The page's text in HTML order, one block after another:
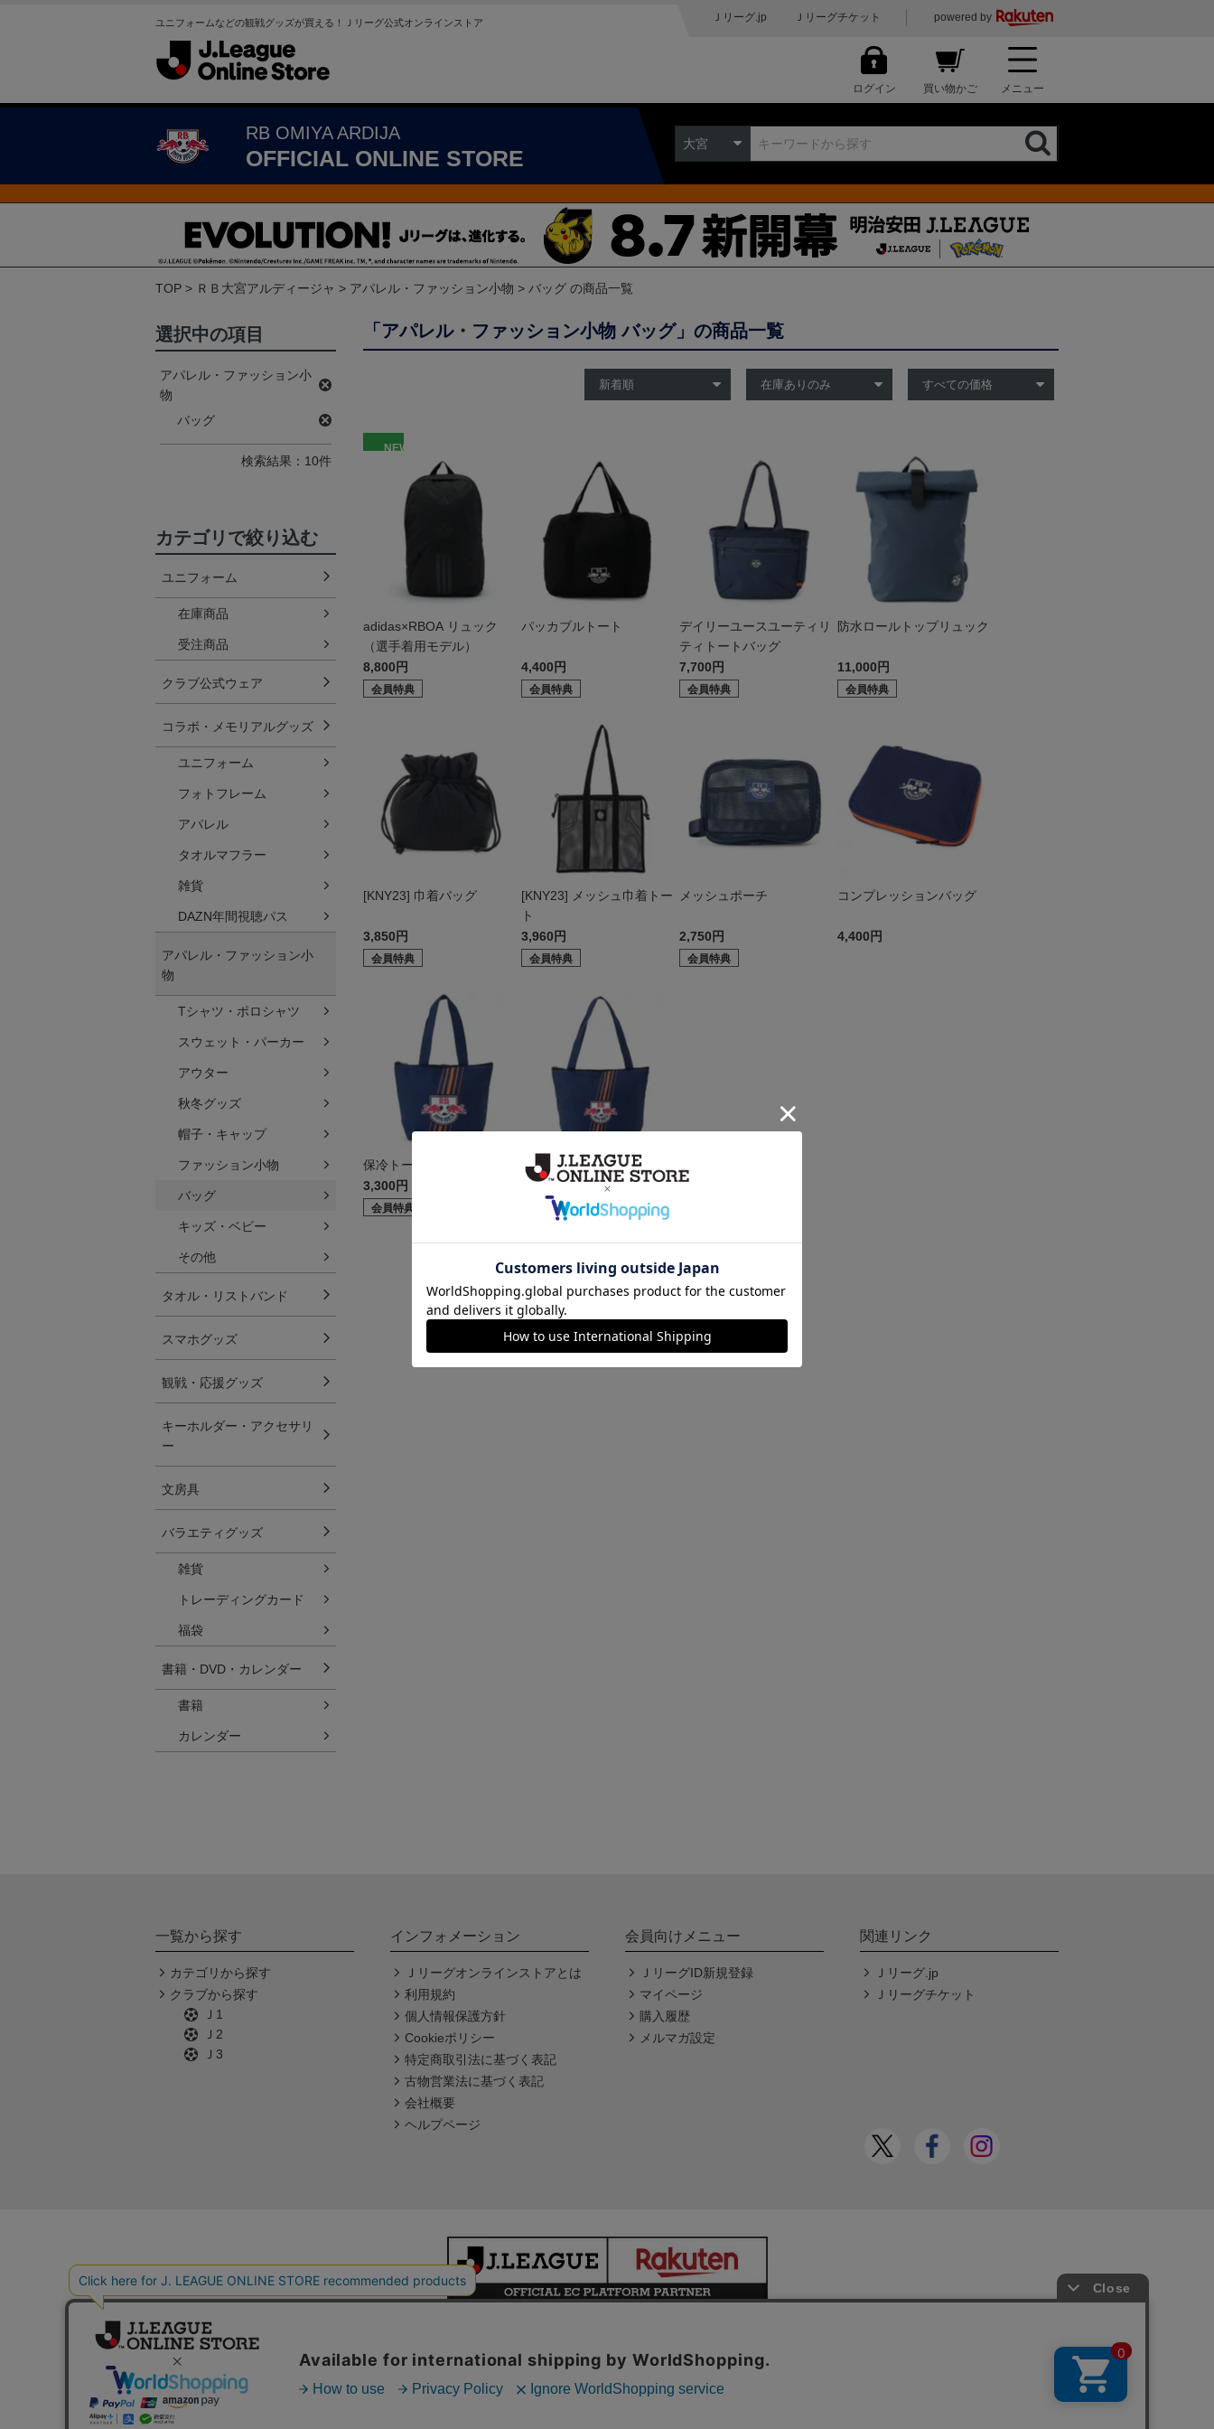
ユニフォームなどの観戦グッズが買える！Ｊリーグ公式オンラインストア Ｊリーグ.jp Ｊリーグチケット powered by
ログイン 買い物かご メニュー
RB OMIYA ARDIJA
OFFICIAL ONLINE STORE
大宮
TOP ＲＢ大宮アルディージャ アパレル・ファッション小物 バッグ の商品一覧
「アパレル・ファッション小物 バッグ」の商品一覧
NEW
adidas×RBOA リュック
（選手着用モデル）
8,800円
会員特典
パッカブルトート
4,400円
会員特典
デイリーユースユーティリ
ティトートバッグ
7,700円
会員特典
防水ロールトップリュック
11,000円
会員特典
[KNY23] 巾着バッグ
3,850円
会員特典
[KNY23] メッシュ巾着トー
ト
3,960円
会員特典
メッシュポーチ
2,750円
会員特典
コンプレッションバッグ
4,400円
保冷トートバッグ
3,300円
会員特典
保冷トートバッグ（大）
3,850円
会員特典
選択中の項目
アパレル・ファッション小
物
バッグ
検索結果：10件
カテゴリで絞り込む
ユニフォーム
在庫商品
受注商品
クラブ公式ウェア
コラボ・メモリアルグッズ
ユニフォーム
フォトフレーム
アパレル
タオルマフラー
雑貨
DAZN年間視聴パス
アパレル・ファッション小
物
Tシャツ・ポロシャツ
スウェット・パーカー
アウター
秋冬グッズ
帽子・キャップ
ファッション小物
バッグ
キッズ・ベビー
その他
タオル・リストバンド
スマホグッズ
観戦・応援グッズ
キーホルダー・アクセサリ
ー
文房具
バラエティグッズ
雑貨
トレーディングカード
福袋
書籍・DVD・カレンダー
書籍
カレンダー
一覧から探す
カテゴリから探す
クラブから探す
Ｊ1
Ｊ2
Ｊ3
インフォメーション
Ｊリーグオンラインストアとは
利用規約
個人情報保護方針
Cookieポリシー
特定商取引法に基づく表記
古物営業法に基づく表記
会社概要
ヘルプページ
会員向けメニュー
ＪリーグID新規登録
マイページ
購入履歴
メルマガ設定
関連リンク
Ｊリーグ.jp
Ｊリーグチケット
本サイトで使用している文章・画像等の無断での複製・転載を禁止します。
© JAPAN PROFESSIONAL FOOTBALL LEAGUE Rakuten Group, Inc.
ALL RIGHTS RESERVED.